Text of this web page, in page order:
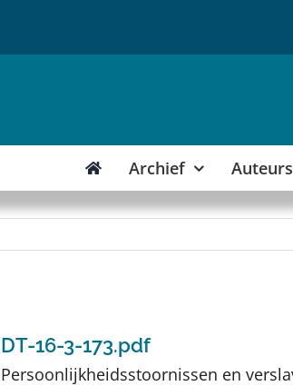
Archief Auteurs
DT-16-3-173.pdf
Persoonlijkheidsstoornissen en